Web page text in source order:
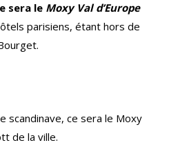
sera le Moxy Val d’Europe
parisiens, étant hors de
scandinave, ce sera le Moxy
de la ville.